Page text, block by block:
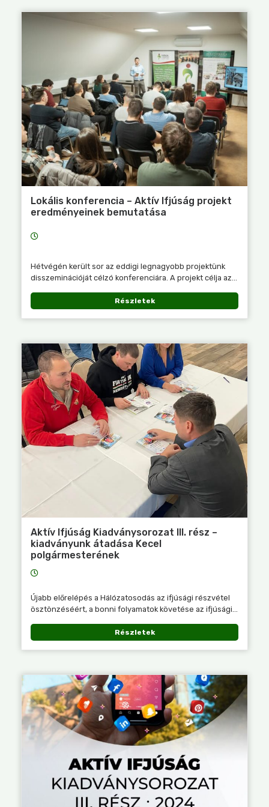
Lokális konferencia – Aktív Ifjúság projekt
eredményeinek bemutatása
Hétvégén került sor az eddigi legnagyobb projektünk
disszeminációját célzó konferenciára. A projekt célja az...
Részletek
Aktív Ifjúság Kiadványsorozat III. rész –
kiadványunk átadása Kecel
polgármesterének
Újabb előrelépés a Hálózatosodás az ifjúsági részvétel
ösztönzéséért, a bonni folyamatok követése az ifjúsági...
Részletek